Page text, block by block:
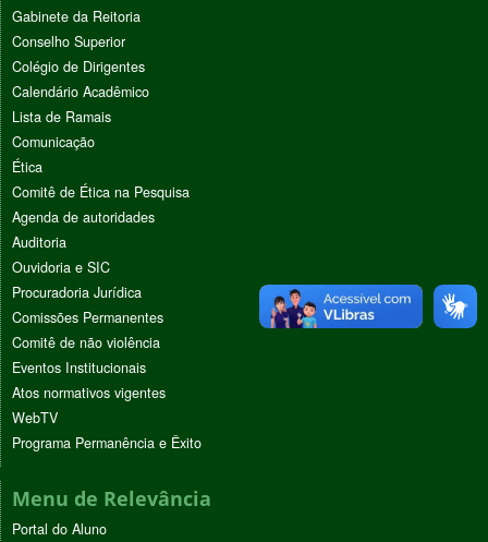
Gabinete da Reitoria
Conselho Superior
Colégio de Dirigentes
Calendário Acadêmico
Lista de Ramais
Comunicação
Ética
Comitê de Ética na Pesquisa
Agenda de autoridades
Auditoria
Ouvidoria e SIC
Procuradoria Jurídica
Comissões Permanentes
Comitê de não violência
Eventos Institucionais
Atos normativos vigentes
WebTV
Programa Permanência e Êxito
Menu de Relevância
Portal do Aluno